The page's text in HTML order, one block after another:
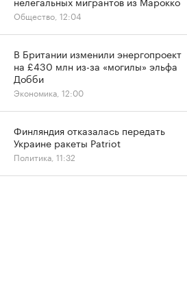
Общество, 12:04
В Британии изменили энергопроект
на £430 млн из-за «могилы» эльфа
Добби
Экономика, 12:00
Финляндия отказалась передать
Украине ракеты Patriot
Политика, 11:32